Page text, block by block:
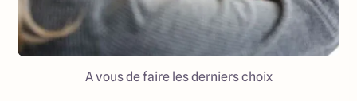
A vous de faire les derniers choix